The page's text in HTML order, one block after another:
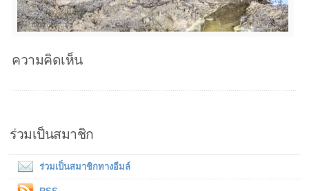
ความคิดเห็น
ร่วมเป็นสมาชิก
ร่วมเป็นสมาชิกทางอีมล์